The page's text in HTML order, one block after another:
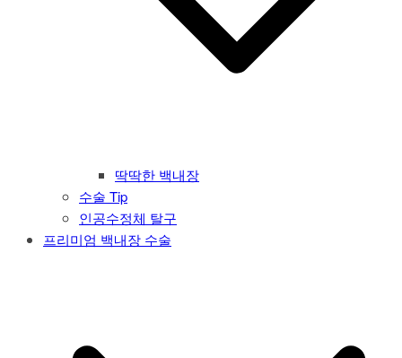
딱딱한 백내장
수술 Tip
인공수정체 탈구
프리미엄 백내장 수술